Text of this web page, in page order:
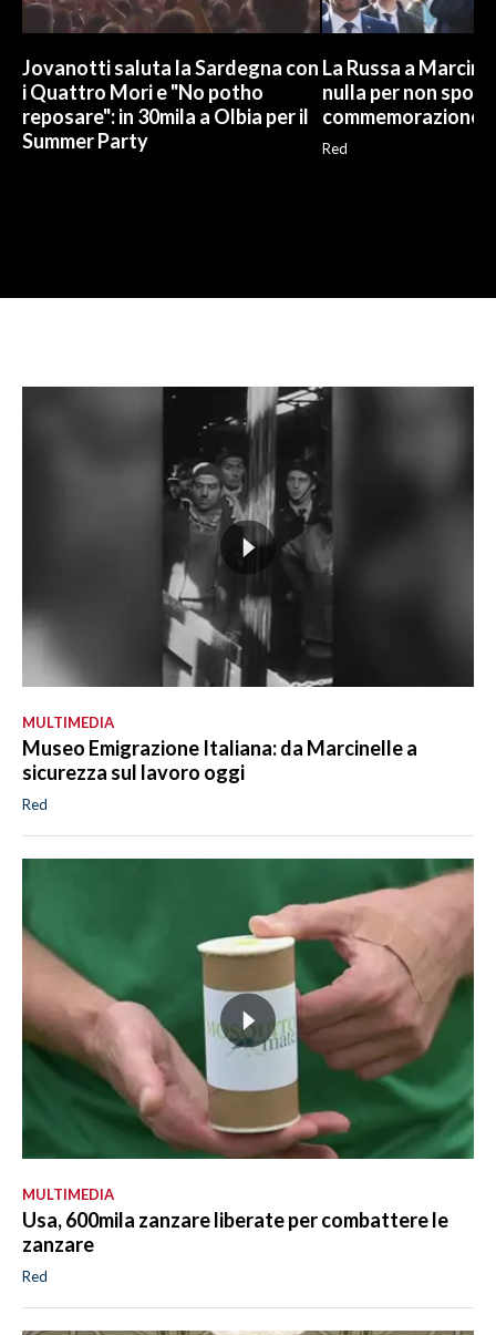
Jovanotti saluta la Sardegna con
i Quattro Mori e "No potho
reposare": in 30mila a Olbia per il
Summer Party
La Russa a
nulla per non
commemorazione
Red
MULTIMEDIA
Museo Emigrazione Italiana: da Marcinelle a
sicurezza sul lavoro oggi
Red
MULTIMEDIA
Usa, 600mila zanzare liberate per combattere le
zanzare
Red